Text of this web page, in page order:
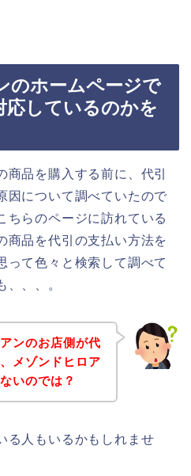
のホームページで
応しているのかを
品を購入する前に、代引
因について調べていたので
ちらのページに訪れている
商品を代引の支払い方法を
って色々と検索して調べて
、、、。
ンのお店側が代
メゾンドヒロア
いのでは？
る人もいるかもしれませ